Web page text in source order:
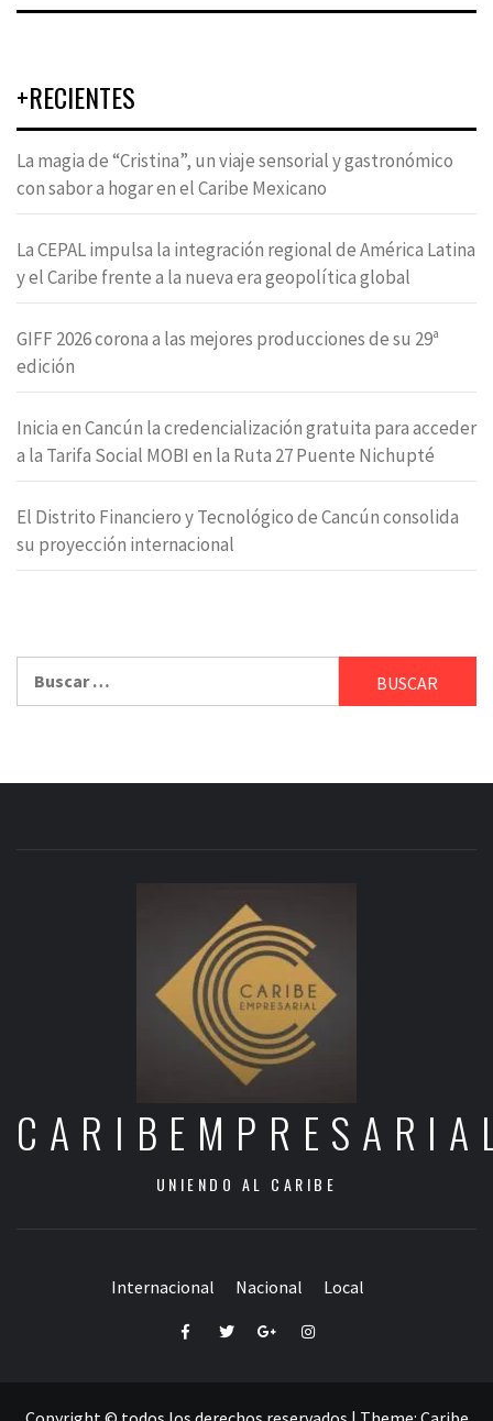
+RECIENTES
La magia de “Cristina”, un viaje sensorial y gastronómico
con sabor a hogar en el Caribe Mexicano
La CEPAL impulsa la integración regional de América Latina
y el Caribe frente a la nueva era geopolítica global
GIFF 2026 corona a las mejores producciones de su 29ª
edición
Inicia en Cancún la credencialización gratuita para acceder
a la Tarifa Social MOBI en la Ruta 27 Puente Nichupté
El Distrito Financiero y Tecnológico de Cancún consolida
su proyección internacional
UNIENDO AL CARIBE
Internacional Nacional Local
FacebookTwitterGoogle+Instagram